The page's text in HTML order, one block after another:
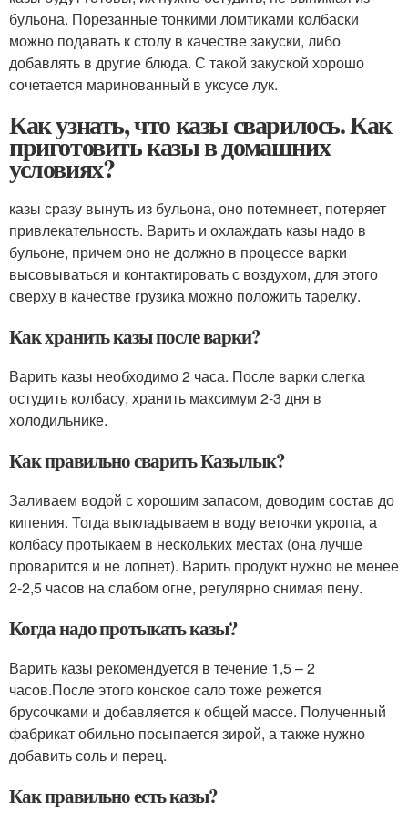
бульона. Порезанные тонкими ломтиками колбаски
можно подавать к столу в качестве закуски, либо
добавлять в другие блюда. С такой закуской хорошо
сочетается маринованный в уксусе лук.
Как узнать, что казы сварилось. Как
приготовить казы в домашних
условиях?
казы сразу вынуть из бульона, оно потемнеет, потеряет
привлекательность. Варить и охлаждать казы надо в
бульоне, причем оно не должно в процессе варки
высовываться и контактировать с воздухом, для этого
сверху в качестве грузика можно положить тарелку.
Как хранить казы после варки?
Варить казы необходимо 2 часа. После варки слегка
остудить колбасу, хранить максимум 2-3 дня в
холодильнике.
Как правильно сварить Казылык?
Заливаем водой с хорошим запасом, доводим состав до
кипения. Тогда выкладываем в воду веточки укропа, а
колбасу протыкаем в нескольких местах (она лучше
проварится и не лопнет). Варить продукт нужно не менее
2-2,5 часов на слабом огне, регулярно снимая пену.
Когда надо протыкать казы?
Варить казы рекомендуется в течение 1,5 – 2
часов.После этого конское сало тоже режется
брусочками и добавляется к общей массе. Полученный
фабрикат обильно посыпается зирой, а также нужно
добавить соль и перец.
Как правильно есть казы?